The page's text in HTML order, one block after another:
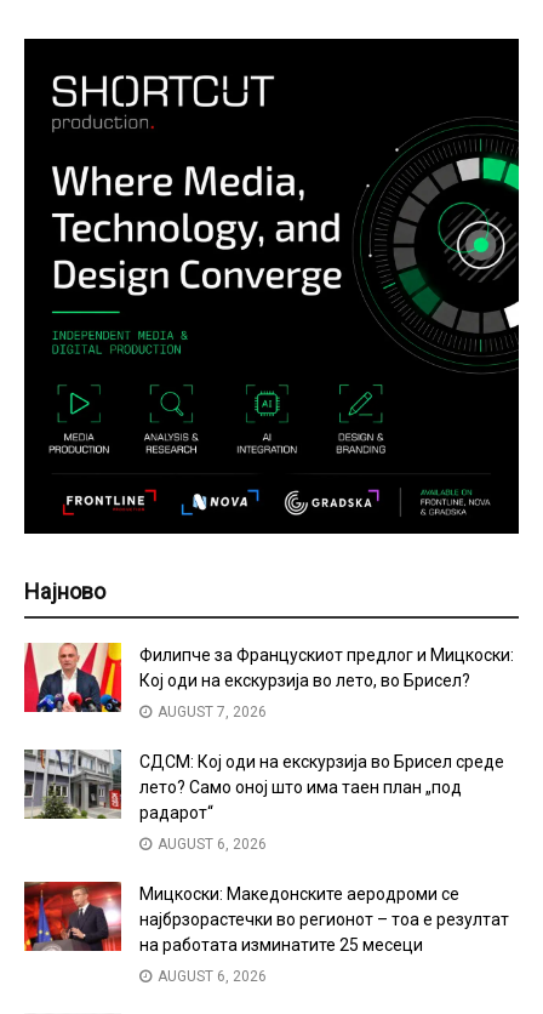
Најново
Филипче за Францускиот предлог и Мицкоски:
Кој оди на екскурзија во лето, во Брисел?
AUGUST 7, 2026
СДСМ: Кој оди на екскурзија во Брисел среде
лето? Само оној што има таен план „под
радарот“
AUGUST 6, 2026
Мицкоски: Македонските аеродроми се
најбрзорастечки во регионот – тоа е резултат
на работата изминатите 25 месеци
AUGUST 6, 2026